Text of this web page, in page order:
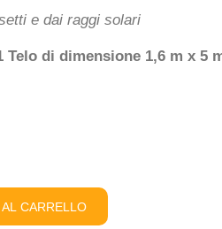
e dai raggi solari
Telo di dimensione 1,6 m x 5
CARRELLO